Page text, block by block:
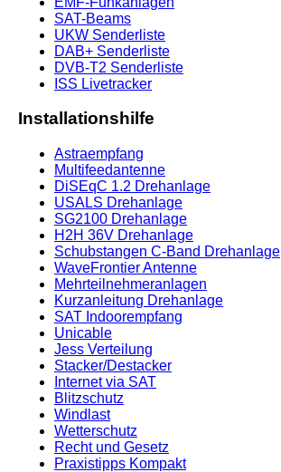
SAT-Beams
UKW Senderliste
DAB+ Senderliste
DVB-T2 Senderliste
ISS Livetracker
Installationshilfe
Astraempfang
Multifeedantenne
DiSEqC 1.2 Drehanlage
USALS Drehanlage
SG2100 Drehanlage
H2H 36V Drehanlage
Schubstangen C-Band Drehanlage
WaveFrontier Antenne
Mehrteilnehmeranlagen
Kurzanleitung Drehanlage
SAT Indoorempfang
Unicable
Jess Verteilung
Stacker/Destacker
Internet via SAT
Blitzschutz
Windlast
Wetterschutz
Recht und Gesetz
Praxistipps Kompakt